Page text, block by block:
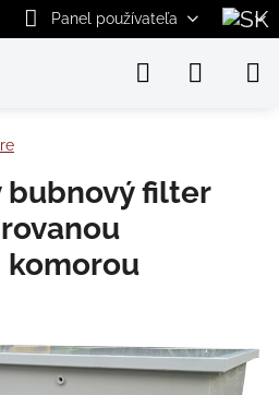
Panel používateľa
bubnový filter
komorou